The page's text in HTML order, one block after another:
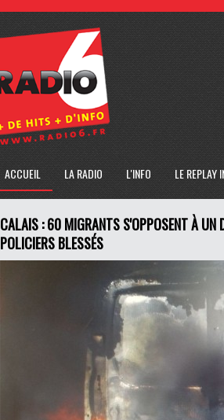
ACCUEIL LA RADIO L'INFO LE REPLAY
CALAIS : 60 MIGRANTS S'OPPOSENT À UN
POLICIERS BLESSÉS